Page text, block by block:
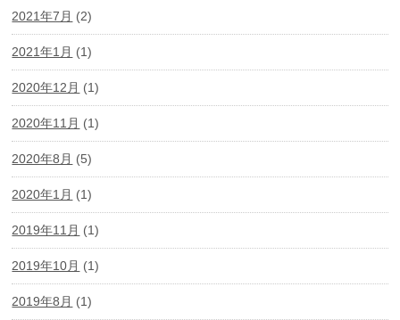
2021年7月 (2)
2021年1月 (1)
2020年12月 (1)
2020年11月 (1)
2020年8月 (5)
2020年1月 (1)
2019年11月 (1)
2019年10月 (1)
2019年8月 (1)